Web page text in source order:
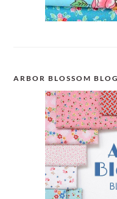
ARBOR BLOSSOM